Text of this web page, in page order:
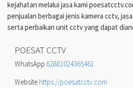
kejahatan melalui jasa kami
penjualan berbagai jenis kamera cctv,
serta perbaikan unit cctv yang dapat
POESAT CCTV
WhatsApp 62881024365461
Website https://poesatcctv.com